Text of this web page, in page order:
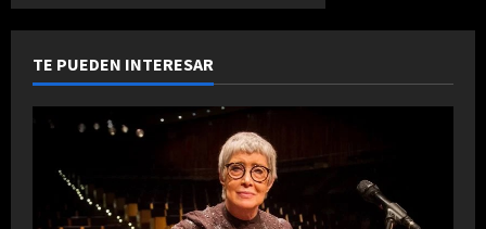
TE PUEDEN INTERESAR